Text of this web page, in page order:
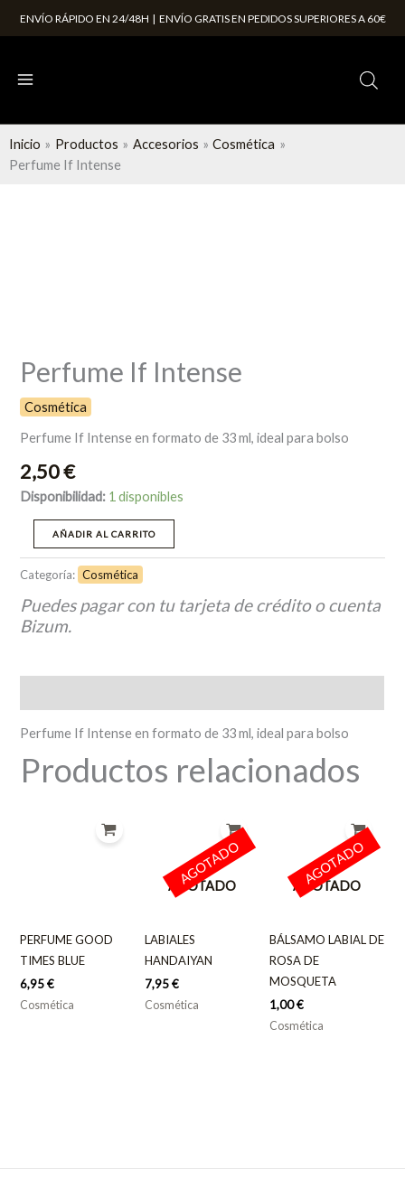
ENVÍO RÁPIDO EN 24/48H | ENVÍO GRATIS EN PEDIDOS SUPERIORES A 60€
Inicio Productos Accesorios
Cosmética
Perfume If Intense
Perfume If Intense
Cosmética
Perfume If Intense en formato de 33 ml, ideal para bolso
2,50€
Disponibilidad: 1 disponibles
AÑADIR AL CARRITO
Categoría: Cosmética
Puedes pagar con tu tarjeta de crédito o cuenta
Bizum.
Perfume If Intense en formato de 33 ml, ideal para bolso
Productos relacionados
PERFUME GOOD
TIMES BLUE
6,95€
Cosmética
AGOTADO
LABIALES
HANDAIYAN
7,95€
Cosmética
AGOTADO AGOTADO
BÁLSAMO LABIAL DE
ROSA DE
MOSQUETA
1,00€
Cosmética
AGOTADO
cantidad